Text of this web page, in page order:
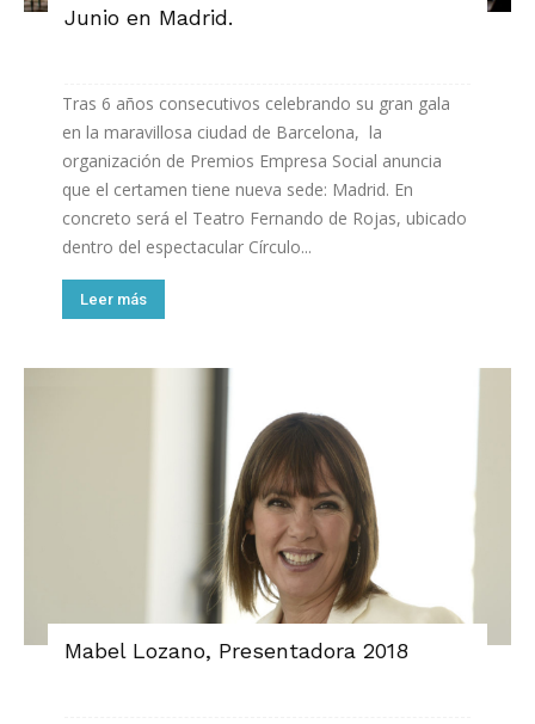
Junio en Madrid.
Tras 6 años consecutivos celebrando su gran gala
en la maravillosa ciudad de Barcelona, la
organización de Premios Empresa Social anuncia
que el certamen tiene nueva sede: Madrid. En
concreto será el Teatro Fernando de Rojas, ubicado
dentro del espectacular Círculo...
Leer más
Mabel Lozano, Presentadora 2018